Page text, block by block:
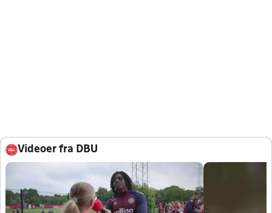
Videoer fra DBU